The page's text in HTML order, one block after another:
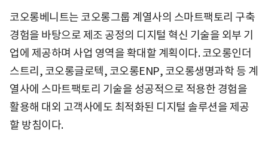
코오롱베니트는 코오롱그룹 계열사의 스마트팩토리 구축
경험을 바탕으로 제조 공정의 디지털 혁신 기술을 외부 기
업에 제공하며 사업 영역을 확대할 계획이다. 코오롱인더
스트리, 코오롱글로텍, 코오롱ENP, 코오롱생명과학 등 계
열사에 스마트팩토리 기술을 성공적으로 적용한 경험을
활용해 대외 고객사에도 최적화된 디지털 솔루션을 제공
할 방침이다.